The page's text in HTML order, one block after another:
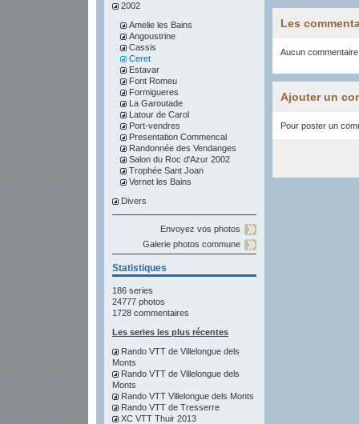
2002
Amelie les Bains
Angoustrine
Cassis
Ceret
Estavar
Font Romeu
Formigueres
La Garoutade
Latour de Carol
Port-vendres
Presentation Commencal
Randonnée des Vendanges
Salon du Roc d'Azur 2002
Trophée Sant Joan
Vernet les Bains
Divers
Envoyez vos photos
Galerie photos commune
Statistiques
186 series
24777 photos
1728 commentaires
Les series les plus récentes
Rando VTT de Villelongue dels
Monts
Rando VTT de Villelongue dels
Monts
Rando VTT Villelongue dels Monts
Rando VTT de Tresserre
XC VTT Thuir 2013
Les
Aucun
Ajouter un
Pour poster un